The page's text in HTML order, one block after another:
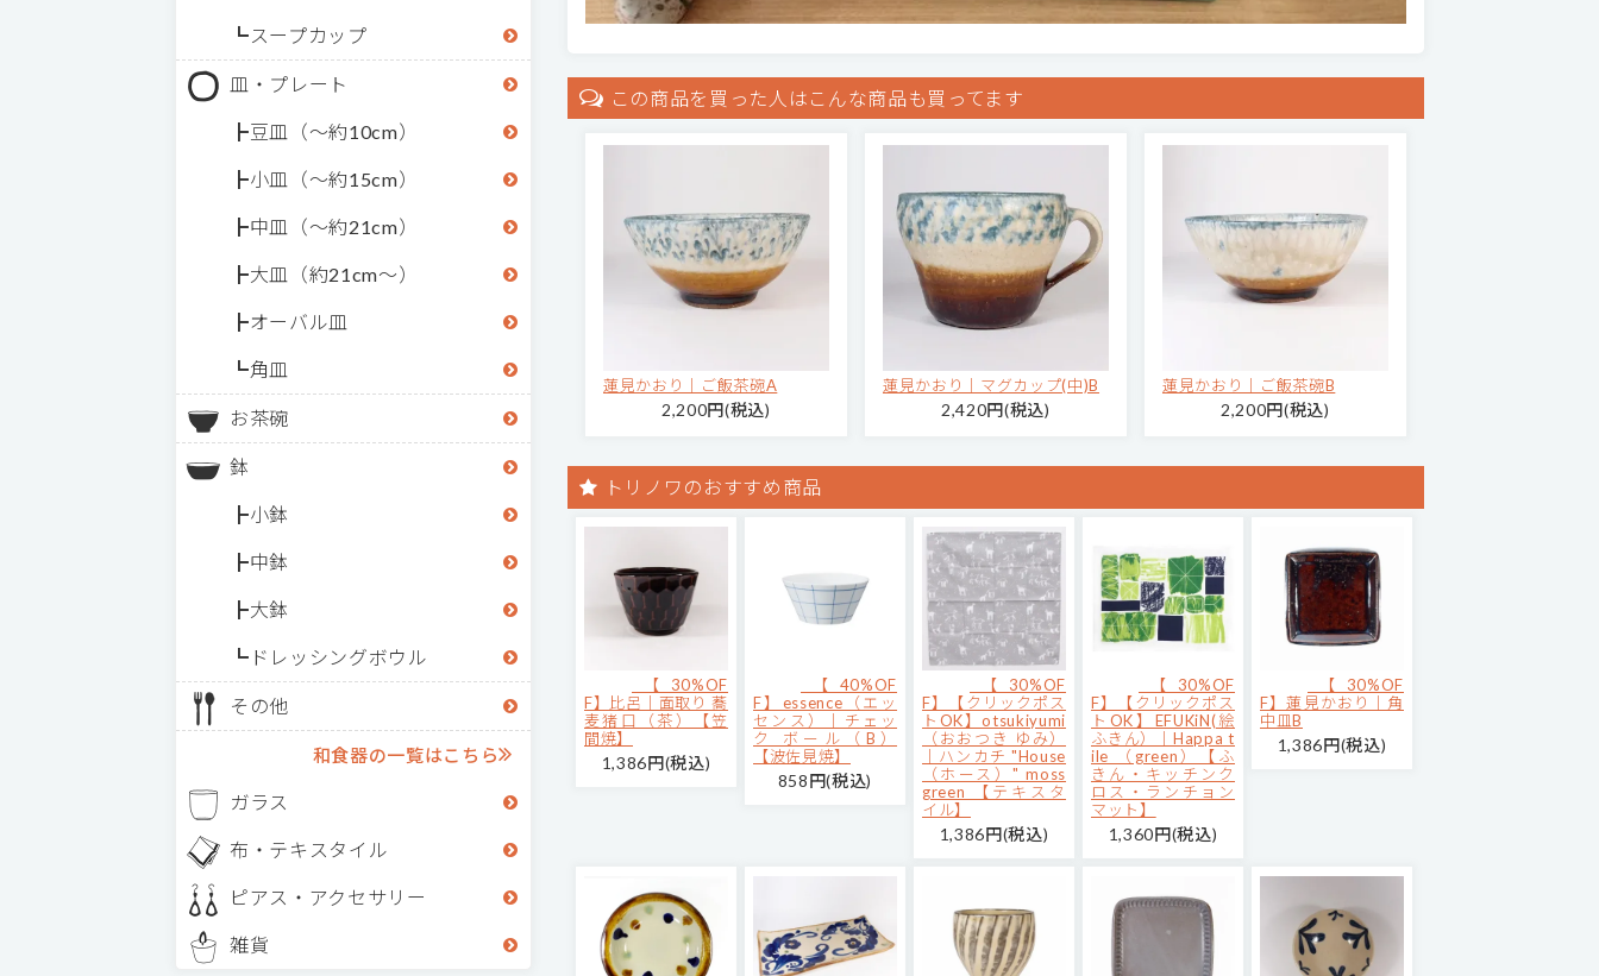
スープカップ
皿・プレート
豆皿（～約10cm）
小皿（～約15cm）
中皿（～約21cm）
大皿（約21cm～）
オーバル皿
角皿
お茶碗
鉢
小鉢
中鉢
大鉢
ドレッシングボウル
その他
和食器の一覧はこちら
ガラス
布・テキスタイル
ピアス・アクセサリー
雑貨
この商品を買った人はこんな商品も買ってます
蓮見かおり｜ご飯茶碗A
2,200円(税込)
蓮見かおり｜マグカップ(中)B
2,420円(税込)
蓮見かおり｜ご飯茶碗B
2,200円(税込)
トリノワのおすすめ商品
【30%OF
F】比呂｜面取り 蕎
麦猪口（茶）【笠
間焼】
1,386円(税込)
【40%OF
F】essence（エッ
センス）｜チェッ
ク ボール（B）
【波佐見焼】
858円(税込)
【30%OF
F】【クリックポス
トOK】otsukiyumi
（おおつき ゆみ）
｜ハンカチ "House
（ホース）" moss
green 【テキスタ
イル】
1,386円(税込)
【30%OF
F】【クリックポス
トOK】EFUKiN(絵
ふきん）｜Happa t
ile （green）【ふ
きん・キッチンク
ロス・ランチョン
マット】
1,360円(税込)
【30%OF
F】蓮見かおり｜角
中皿B
1,386円(税込)